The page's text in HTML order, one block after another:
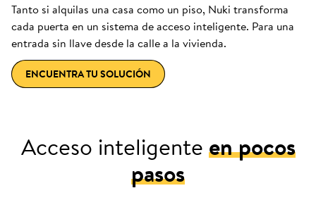
Tanto si alquilas una casa como un piso, Nuki transforma
cada puerta en un sistema de acceso inteligente. Para una
entrada sin llave desde la calle a la vivienda.
ENCUENTRA TU SOLUCIÓN
Acceso inteligenteen pocos
pasos